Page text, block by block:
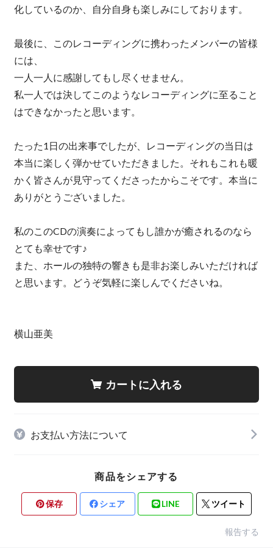
化しているのか、自分自身も楽しみにしております。
最後に、このレコーディングに携わったメンバーの皆様
には、
一人一人に感謝してもし尽くせません。
私一人では決してこのようなレコーディングに至ること
はできなかったと思います。
たった1日の出来事でしたが、レコーディングの当日は
本当に楽しく弾かせていただきました。それもこれも暖
かく皆さんが見守ってくださったからこそです。本当に
ありがとうございました。
私のこのCDの演奏によってもし誰かが癒されるのなら
とても幸せです♪
また、ホールの独特の響きも是非お楽しみいただければ
と思います。どうぞ気軽に楽しんでくださいね。
横山亜美
カートに入れる
お支払い方法について
商品をシェアする
保存 シェア LINE ツイート
報告する